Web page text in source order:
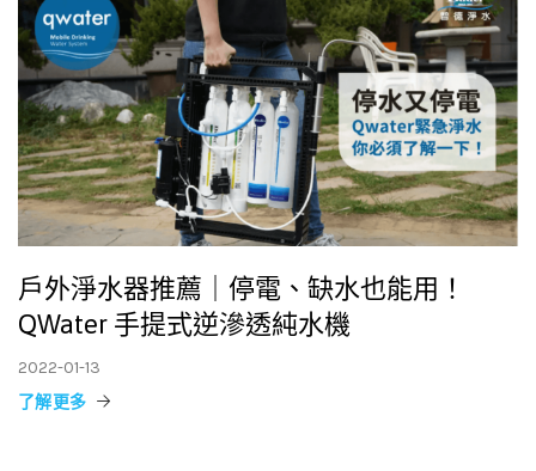
戶外淨水器推薦｜停電、缺水也能用！
QWater 手提式逆滲透純水機
2022-01-13
了解更多